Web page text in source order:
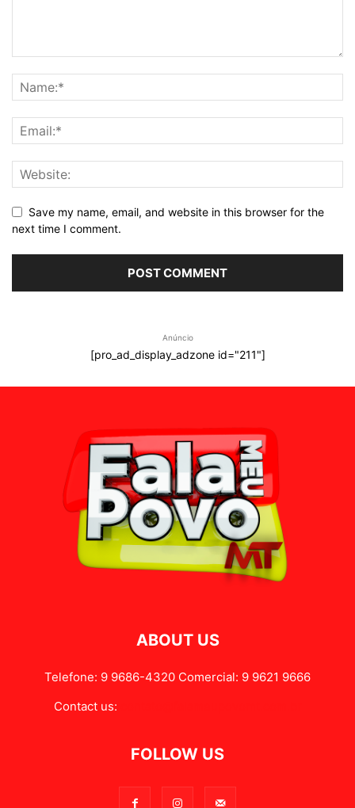
Save my name, email, and website in this browser for the
next time I comment.
Anúncio
[pro_ad_display_adzone id="211"]
ABOUT US
Telefone: 9 9686-4320 Comercial: 9 9621 9666
Contact us:
FOLLOW US